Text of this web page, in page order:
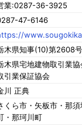
業:0287-36-3925
47-6146
木県知事(10)第2608号
木県宅地建物取引業
引業保証協会
川 正典
くら市・矢板市・那
・那珂川町